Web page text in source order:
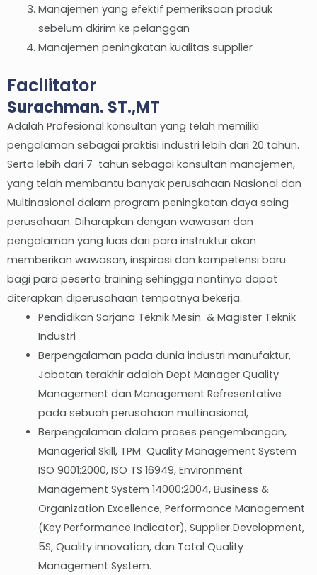
Manajemen yang efektif pemeriksaan produk
sebelum dkirim ke pelanggan
Manajemen peningkatan kualitas supplier
Facilitator
Surachman. ST.,MT
Adalah Profesional konsultan yang telah memiliki
pengalaman sebagai praktisi industri lebih dari 20 tahun.
Serta lebih dari 7 tahun sebagai konsultan manajemen,
yang telah membantu banyak perusahaan Nasional dan
Multinasional dalam program peningkatan daya saing
perusahaan. Diharapkan dengan wawasan dan
pengalaman yang luas dari para instruktur akan
memberikan wawasan, inspirasi dan kompetensi baru
bagi para peserta training sehingga nantinya dapat
diterapkan diperusahaan tempatnya bekerja.
Pendidikan Sarjana Teknik Mesin & Magister Teknik
Industri
Berpengalaman pada dunia industri manufaktur,
Jabatan terakhir adalah Dept Manager Quality
Management dan Management Refresentative
pada sebuah perusahaan multinasional,
Berpengalaman dalam proses pengembangan,
Managerial Skill, TPM Quality Management System
ISO 9001:2000, ISO TS 16949, Environment
Management System 14000:2004, Business &
Organization Excellence, Performance Management
(Key Performance Indicator), Supplier Development,
5S, Quality innovation, dan Total Quality
Management System.